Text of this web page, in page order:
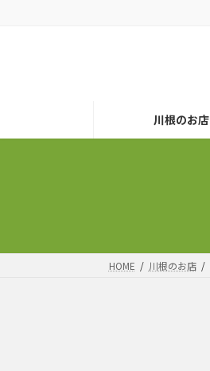
キ
に
川根のお店
HOME 川根のお店